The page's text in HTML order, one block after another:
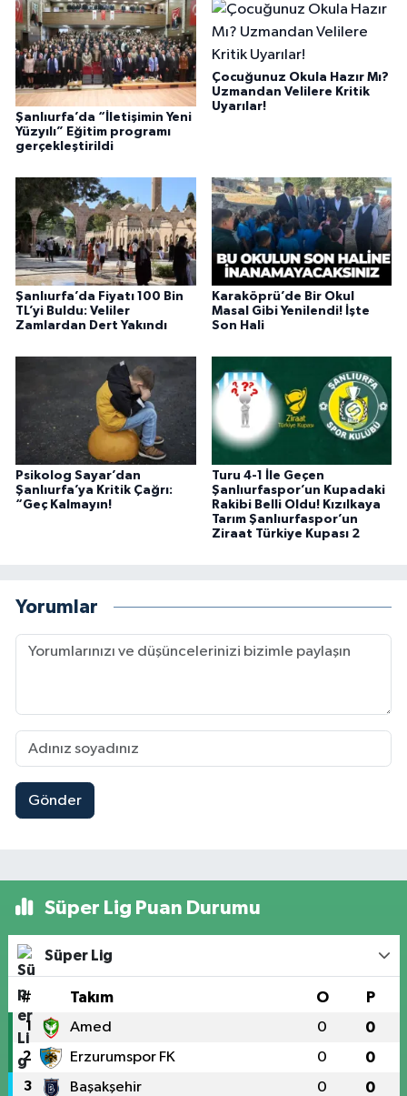
Şanlıurfa’da “İletişimin Yeni
Yüzyılı” Eğitim programı
gerçekleştirildi
Çocuğunuz Okula Hazır Mı?
Uzmandan Velilere Kritik
Uyarılar!
Şanlıurfa’da Fiyatı 100 Bin
TL’yi Buldu: Veliler
Zamlardan Dert Yakındı
Karaköprü’de Bir Okul
Masal Gibi Yenilendi! İşte
Son Hali
Psikolog Sayar’dan
Şanlıurfa’ya Kritik Çağrı:
“Geç Kalmayın!
Turu 4-1 İle Geçen
Şanlıurfaspor’un Kupadaki
Rakibi Belli Oldu! Kızılkaya
Tarım Şanlıurfaspor’un
Ziraat Türkiye Kupası 2
Yorumlar
Gönder
Süper Lig Puan Durumu
Süper Lig
# Takım O P
1 Amed 0 0
2 Erzurumspor FK 0 0
3 Başakşehir 0 0